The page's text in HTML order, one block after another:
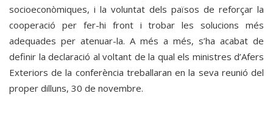
socioeconòmiques, i la voluntat dels països de reforçar la
cooperació per fer-hi front i trobar les solucions més
adequades per atenuar-la. A més a més, s’ha acabat de
definir la declaració al voltant de la qual els ministres d’Afers
Exteriors de la conferència treballaran en la seva reunió del
proper dilluns, 30 de novembre.